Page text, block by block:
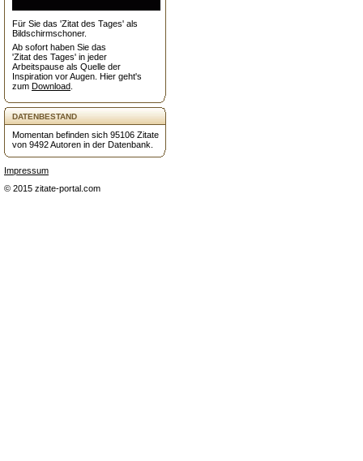
Für Sie das 'Zitat des Tages' als
Bildschirmschoner.
Ab sofort haben Sie das
'Zitat des Tages' in jeder
Arbeitspause als Quelle der
Inspiration vor Augen. Hier geht's
zum Download
DATENBESTAND
Momentan befinden sich 95106 Zitate
von 9492 Autoren in der Datenbank.
Impressum
© 2015 zitate-portal.com